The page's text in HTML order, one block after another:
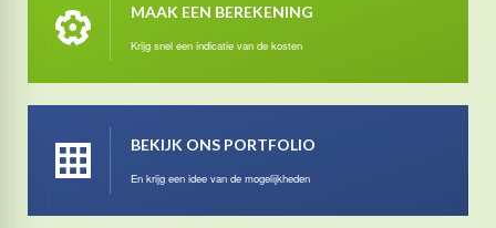
MAAK EEN BEREKENING
Krijg snel een indicatie van de kosten
BEKIJK ONS PORTFOLIO
En krijg een idee van de mogelijkheden